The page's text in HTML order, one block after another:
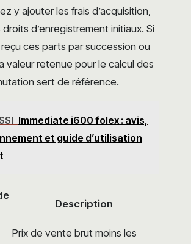
y ajouter les frais d’acquisition,
d’enregistrement initiaux. Si
ces parts par succession ou
valeur retenue pour le calcul des
sert de référence.
Immediate i600 folex : avis,
et guide d’utilisation
Description
Prix de vente brut moins les